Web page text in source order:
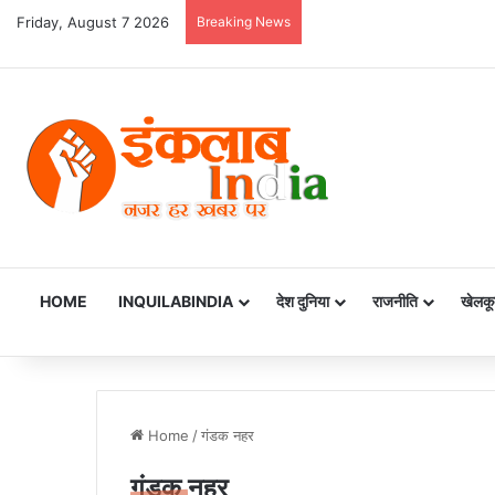
Friday, August 7 2026 Breaking News
HOME INQUILABINDIA देश दुनिया राजनीति
Home /गंडक नहर
गंडक नहर